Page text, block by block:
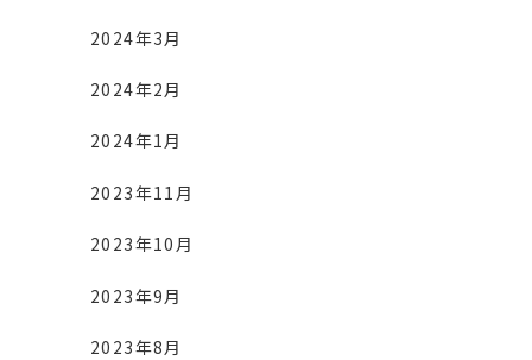
2024年3月
2024年2月
2024年1月
2023年11月
2023年10月
2023年9月
2023年8月